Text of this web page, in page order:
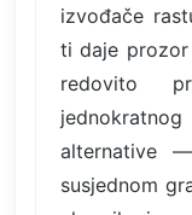
izvođače
ti daje prozor
redovito
alternative
susjednom